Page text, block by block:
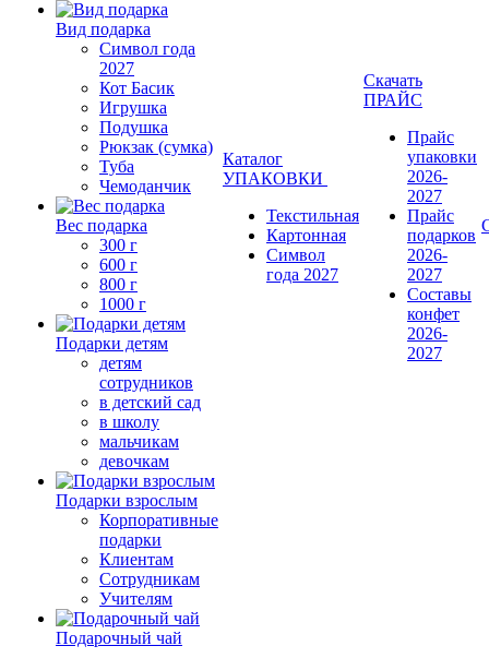
Вид подарка
Символ года
2027
Кот Басик
Игрушка
Подушка
Рюкзак (сумка)
Туба
Чемоданчик
Вес подарка
300 г
600 г
800 г
1000 г
Подарки детям
детям
сотрудников
в детский сад
в школу
мальчикам
девочкам
Подарки взрослым
Корпоративные
подарки
Клиентам
Сотрудникам
Учителям
Подарочный чай
Каталог
УПАКОВКИ
Текстильная
Картонная
Символ
года 2027
Скачать
ПРАЙС
Прайс
упаковки
2026-
2027
Прайс
подарков
2026-
2027
Составы
конфет
2026-
2027